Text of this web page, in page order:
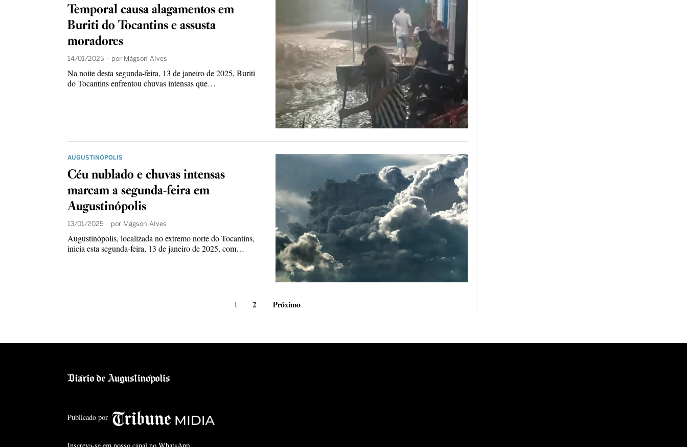
Temporal causa alagamentos em
Buriti do Tocantins e assusta
moradores
14/01/2025 por Mágson Alves
Na noite desta segunda-feira, 13 de janeiro de 2025, Buriti
do Tocantins enfrentou chuvas intensas que…
AUGUSTINÓPOLIS
Céu nublado e chuvas intensas
marcam a segunda-feira em
Augustinópolis
13/01/2025 por Mágson Alves
Augustinópolis, localizada no extremo norte do Tocantins,
inicia esta segunda-feira, 13 de janeiro de 2025, com…
1 2 Próximo
Publicado por